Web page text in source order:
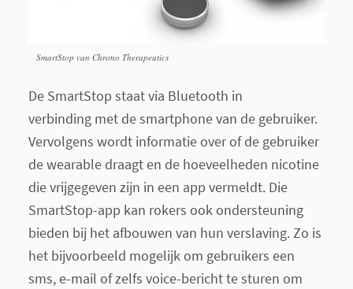
SmartStop van Chrono Therapeutics
De SmartStop staat via Bluetooth in
verbinding met de smartphone van de gebruiker.
Vervolgens wordt informatie over of de gebruiker
de wearable draagt en de hoeveelheden nicotine
die vrijgegeven zijn in een app vermeldt. Die
SmartStop-app kan rokers ook ondersteuning
bieden bij het afbouwen van hun verslaving. Zo is
het bijvoorbeeld mogelijk om gebruikers een
sms, e-mail of zelfs voice-bericht te sturen om